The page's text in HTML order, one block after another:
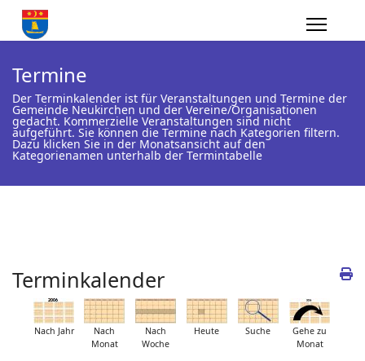
Termine
Der Terminkalender ist für Veranstaltungen und Termine der
Gemeinde Neukirchen und der Vereine/Organisationen
gedacht. Kommerzielle Veranstaltungen sind nicht
aufgeführt. Sie können die Termine nach Kategorien filtern.
Dazu klicken Sie in der Monatsansicht auf den
Kategorienamen unterhalb der Termintabelle
Terminkalender
Nach Jahr
Nach
Monat
Nach
Woche
Heute Suche
Gehe zu
Monat